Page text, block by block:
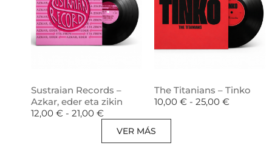
Sustraian Records –
Azkar, eder eta zikin
12,00 € - 21,00 €
The Titanians – Tinko
10,00 € - 25,00 €
VER MÁS